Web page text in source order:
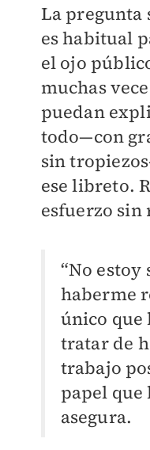
La
es habitual
el ojo
muchas
puedan
todo—con
sin
ese libreto.
esfuerzo
“No estoy
haberme
único que
tratar de
trabajo
papel que
asegura.